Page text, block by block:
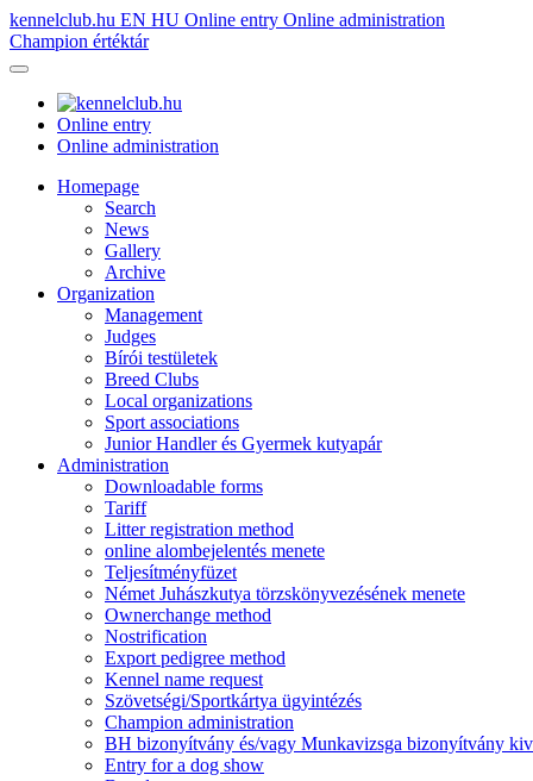
kennelclub.hu EN HU Online entry Online administration
Champion értéktár
Online entry
Online administration
Homepage
Search
News
Gallery
Archive
Organization
Management
Judges
Bírói testületek
Breed Clubs
Local organizations
Sport associations
Junior Handler és Gyermek kutyapár
Administration
Downloadable forms
Tariff
Litter registration method
online alombejelentés menete
Teljesítményfüzet
Német Juhászkutya törzskönyvezésének menete
Ownerchange method
Nostrification
Export pedigree method
Kennel name request
Szövetségi/Sportkártya ügyintézés
Champion administration
BH bizonyítvány és/vagy Munkavizsga bizonyítvány
Entry for a dog show